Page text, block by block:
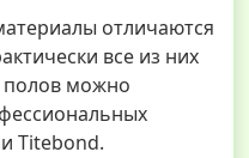
отличаются
все из них
полов можно
Titebond.